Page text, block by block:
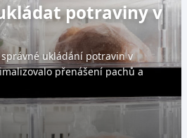
potraviny v
ukládání potravin v
přenášení pachů a